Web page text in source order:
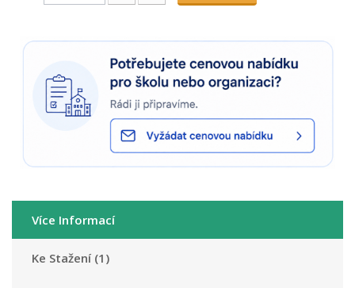
Více Informací
Ke Stažení (1)